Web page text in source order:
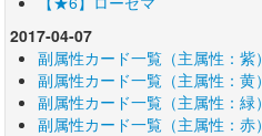
2017-04-07
副属性カード一覧（主属性：紫）
副属性カード一覧（主属性：黄）
副属性カード一覧（主属性：緑）
副属性カード一覧（主属性：赤）